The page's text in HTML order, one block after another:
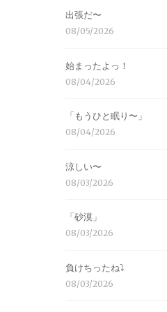
出張だ〜
08/05/2026
始まったよっ！
08/04/2026
「もうひと眠り〜」
08/04/2026
涼しい〜
08/03/2026
「砂漠」
08/03/2026
負けちったね⤵︎
08/03/2026